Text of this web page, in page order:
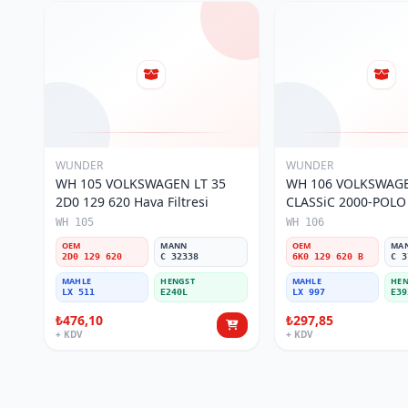
WUNDER
WH 105 VOLKSWAGEN LT 35
2D0 129 620 Hava Filtresi
WH 105
OEM
2D0 129 620
MANN
C 32338
MAHLE
LX 511
HENGST
E240L
₺476,10
+ KDV
WUNDER
WH 106
CLASSiC 2000-POLO
129 620 B Hava
WH 106
OEM
6K0 129 620 B C
MAHLE
LX 997
₺297,85
+ KDV